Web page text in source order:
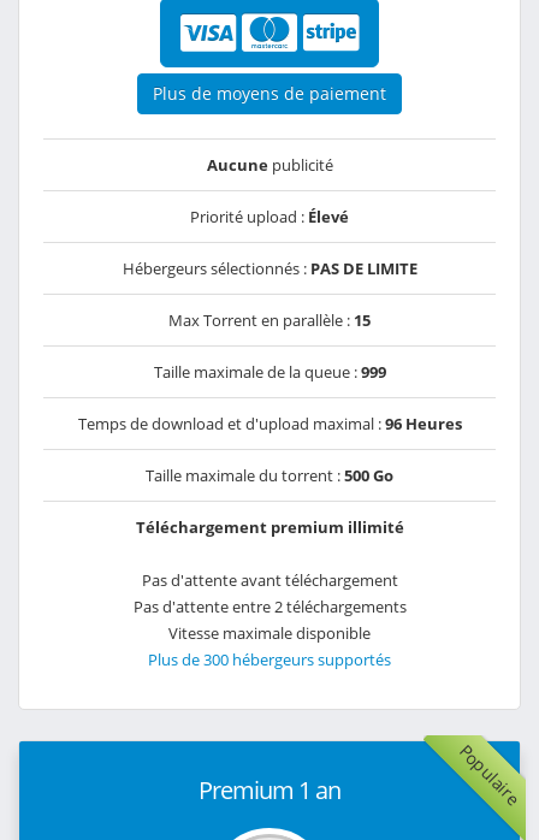
Plus de moyens de paiement
Aucunepublicité
Priorité upload : Élevé
Hébergeurs sélectionnés : PAS DE LIMITE
Max Torrent en parallèle : 15
Taille maximale de la queue :999
Temps de download et d'upload maximal :96 Heures
Taille maximale du torrent :500 Go
Téléchargement premium illimité
Pas d'attente avant téléchargement
Pas d'attente entre 2 téléchargements
Vitesse maximale disponible
Plus de 300 hébergeurs supportés
Populaire
Premium 1 an